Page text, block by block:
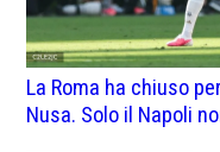
La Roma ha chiuso
Nusa. Solo il Napoli